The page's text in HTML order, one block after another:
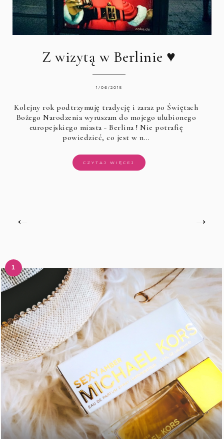
Z wizytą w Berlinie ♥
1/06/2015
Kolejny rok podtrzymuję tradycję i zaraz po Świętach
Bożego Narodzenia wyruszam do mojego ulubionego
europejskiego miasta -Berlina ! Nie potrafię
powiedzieć, co jest w n…
CZYTAJ WIĘCEJ
← →